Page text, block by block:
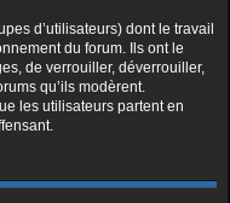
d’utilisateurs) dont le travail
du forum. Ils ont le
de verrouiller, déverrouiller,
qu’ils modèrent.
les utilisateurs partent en